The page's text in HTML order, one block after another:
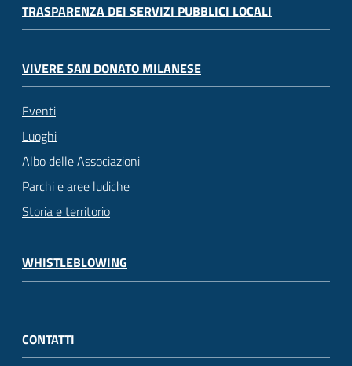
TRASPARENZA DEI SERVIZI PUBBLICI LOCALI
VIVERE SAN DONATO MILANESE
Eventi
Luoghi
Albo delle Associazioni
Parchi e aree ludiche
Storia e territorio
WHISTLEBLOWING
CONTATTI